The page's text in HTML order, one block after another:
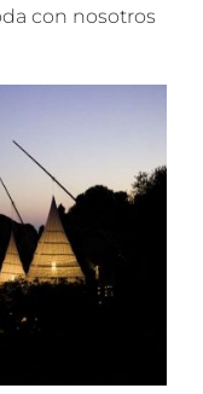
con nosotros